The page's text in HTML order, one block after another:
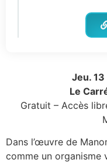
Jeu. 13
Le
Gratuit – Accès
Dans l’œuvre de
comme un organisme